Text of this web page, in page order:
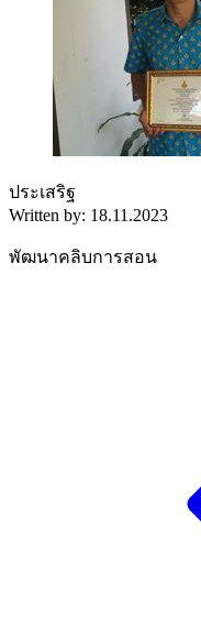
ประเสริฐ
Written by: 18.11.2023
พัฒนาคลิบการสอน